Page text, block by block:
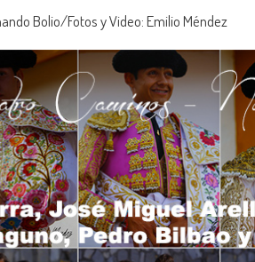
Bolio/Fotos y Video: Emilio Méndez